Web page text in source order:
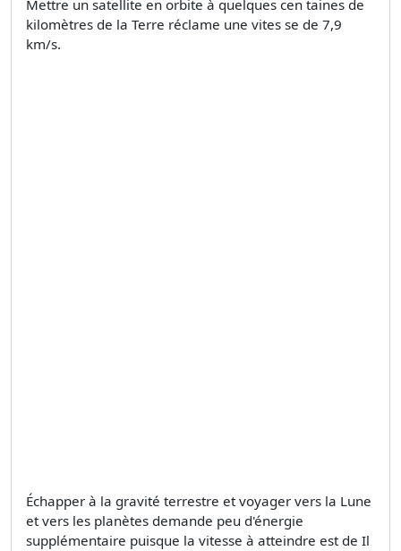
Mettre un satellite en orbite à quelques cen­ taines de
kilomètres de la Terre réclame une vites­ se de 7,9
km/s.
Échapper à la gravité terrestre et voyager vers la Lune
et vers les planètes demande peu d'énergie
supplémentaire puisque la vitesse à atteindre est de Il